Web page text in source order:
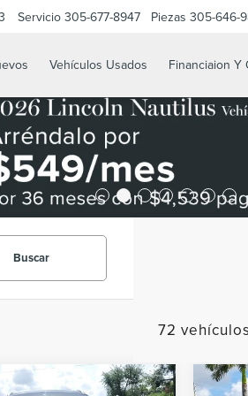
Servicio 305-677-8947 Piezas 305-646-
Vehículos Usados Financiaion Y
Buscar
72
vehículo